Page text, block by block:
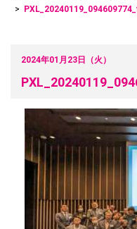
2024年01月23日（火）